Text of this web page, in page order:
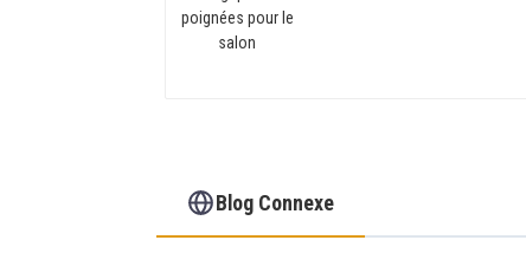
Blog Connexe